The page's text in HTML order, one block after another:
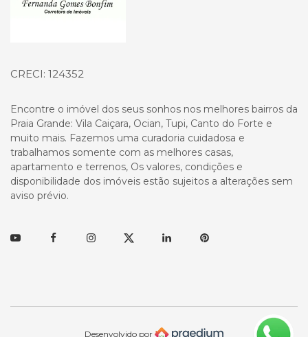
CRECI: 124352
Encontre o imóvel dos seus sonhos nos melhores bairros da
Praia Grande: Vila Caiçara, Ocian, Tupi, Canto do Forte e
muito mais. Fazemos uma curadoria cuidadosa e
trabalhamos somente com as melhores casas,
apartamento e terrenos, Os valores, condições e
disponibilidade dos imóveis estão sujeitos a alterações sem
aviso prévio.
YoutubeFacebookInstagramTwitter LinkedinPinterest
Desenvolvido por